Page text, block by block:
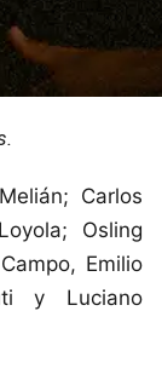
Carlos
Osling
Emilio
y Luciano